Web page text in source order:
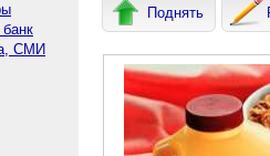
СМИ
Поднять